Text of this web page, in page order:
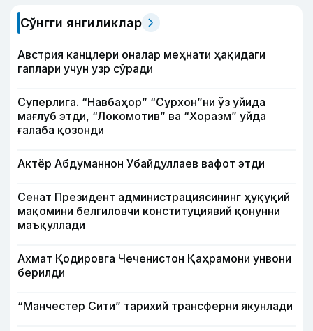
Сўнгги янгиликлар
Австрия канцлери оналар меҳнати ҳақидаги
гаплари учун узр сўради
Суперлига. “Навбаҳор” “Сурхон”ни ўз уйида
мағлуб этди, “Локомотив” ва “Хоразм” уйда
ғалаба қозонди
Актёр Абду­маннон Убайдуллаев вафот этди
Сенат Президент администрациясининг ҳуқуқий
мақомини белгиловчи конституциявий қонунни
маъқуллади
Ахмат Қодировга Чеченистон Қаҳрамони унвони
берилди
“Манчестер Сити” тарихий трансферни якунлади